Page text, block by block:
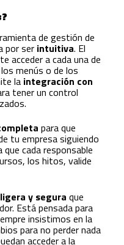
de gestión de
por ser intuitiva. El
acceder a cada una de
menús o de los
la integración con
tener un control
para que
tu empresa siguiendo
cada responsable
los hitos, valide
y segura que
Está pensada para
insistimos en la
para no perder nada
acceder a la